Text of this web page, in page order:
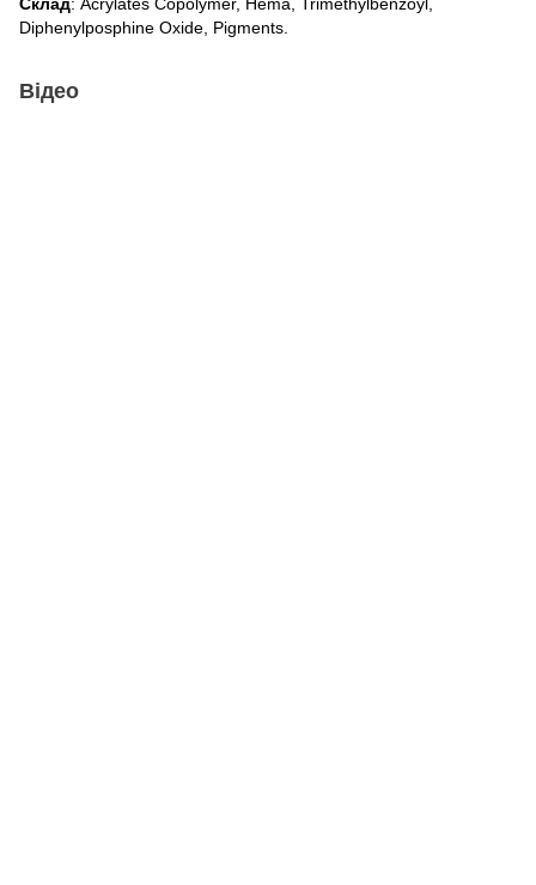
Diphenylposphine Oxide, Pigments.
Відео